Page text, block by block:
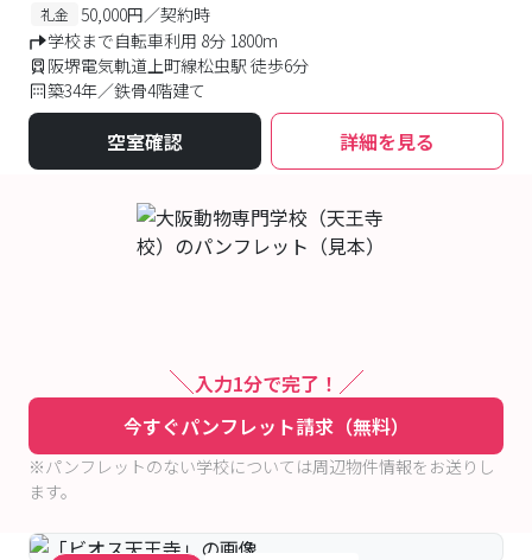
礼金
50,000円／契約時
学校まで自転車利用 8分 1800m
阪堺電気軌道上町線松虫駅 徒歩6分
築34年／鉄骨4階建て
空室確認 詳細を見る
入力1分で完了！
今すぐパンフレット請求（無料）
※パンフレットのない学校については周辺物件情報をお送りし
ます。